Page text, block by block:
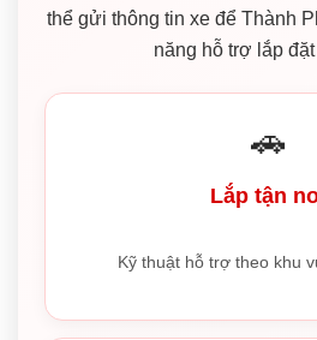
thể gửi thông tin xe để Thành
năng hỗ trợ lắp
🚗
Lắp tận
Kỹ thuật hỗ trợ theo khu